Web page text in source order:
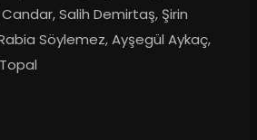
Salih Demirtaş, Şirin
Söylemez, Ayşegül Aykaç,